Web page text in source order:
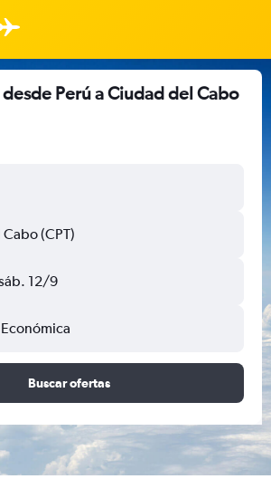
Perú a Ciudad del Cabo
(CPT)
12/9
Buscar ofertas